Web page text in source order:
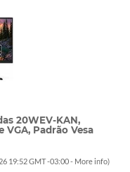
20WEV-KAN,
VGA, Padrão Vesa
19:52 GMT -03:00 - More info)